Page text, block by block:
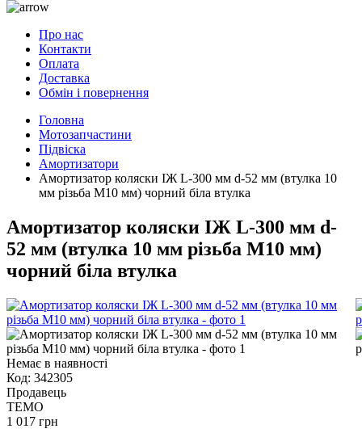
Про нас
Контакти
Оплата
Доставка
Обмін і повернення
Головна
Мотозапчастини
Підвіска
Амортизатори
Амортизатор коляски ІЖ L-300 мм d-52 мм (втулка 10
мм різьба М10 мм) чорний біла втулка
Амортизатор коляски ІЖ L-300 мм d-
52 мм (втулка 10 мм різьба М10 мм)
чорний біла втулка
Немає в наявності
Код: 342305
Продавець
TEMO
1 017 грн